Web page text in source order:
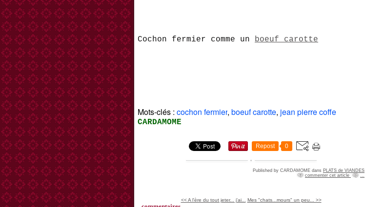
Cochon fermier comme un boeuf carotte
Mots-clés : cochon fermier, boeuf carotte, jean pierre coffe
CARDAMOME
Repost 0
Published by CARDAMOME dans PLATS de VIANDES
commenter cet article
…
<< A l'ère du tout jeter... j'ai... Mes "chats...mours" un peu... >>